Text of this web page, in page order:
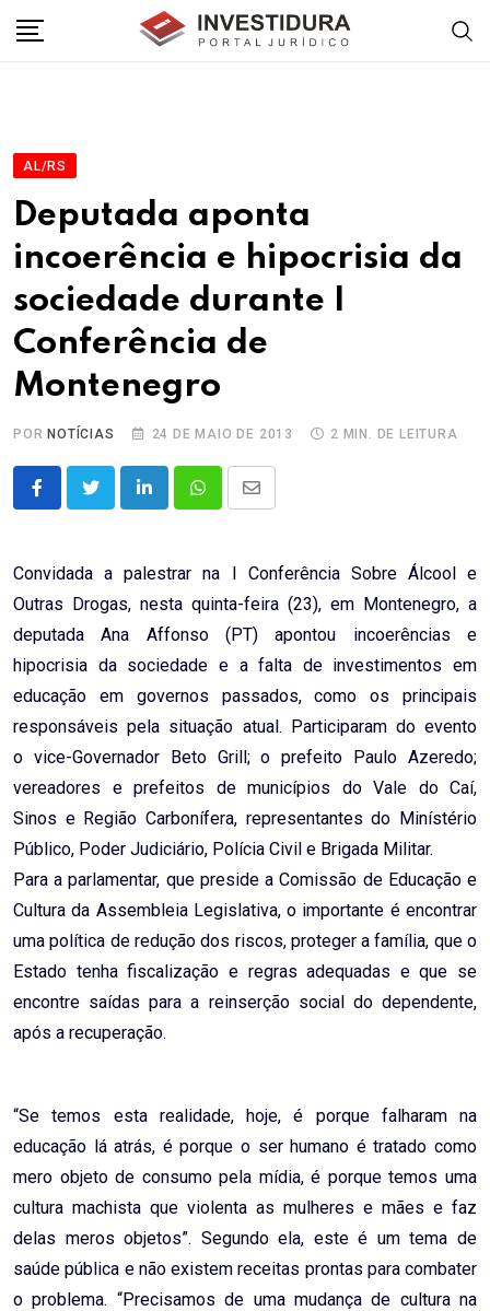
AL/RS
Deputada aponta
incoerência e hipocrisia da
sociedade durante I
Conferência de
Montenegro
POR NOTÍCIAS 24 DE MAIO DE 2013 2 MIN. DE LEITURA
LinkedInWhatsappShare
Email
Convidada a palestrar na I Conferência Sobre Álcool e
Outras Drogas, nesta quinta-feira (23), em Montenegro, a
deputada Ana Affonso (PT) apontou incoerências e
hipocrisia da sociedade e a falta de investimentos em
educação em governos passados, como os principais
responsáveis pela situação atual. Participaram do evento
o vice-Governador Beto Grill; o prefeito Paulo Azeredo;
vereadores e prefeitos de municípios do Vale do Caí,
Sinos e Região Carbonífera, representantes do Minístério
Público, Poder Judiciário, Polícia Civil e Brigada Militar.
Para a parlamentar, que preside a Comissão de Educação e
Cultura da Assembleia Legislativa, o importante é encontrar
uma política de redução dos riscos, proteger a família, que o
Estado tenha fiscalização e regras adequadas e que se
encontre saídas para a reinserção social do dependente,
após a recuperação.
“Se temos esta realidade, hoje, é porque falharam na
educação lá atrás, é porque o ser humano é tratado como
mero objeto de consumo pela mídia, é porque temos uma
cultura machista que violenta as mulheres e mães e faz
delas meros objetos”. Segundo ela, este é um tema de
saúde pública e não existem receitas prontas para combater
o problema. “Precisamos de uma mudança de cultura na